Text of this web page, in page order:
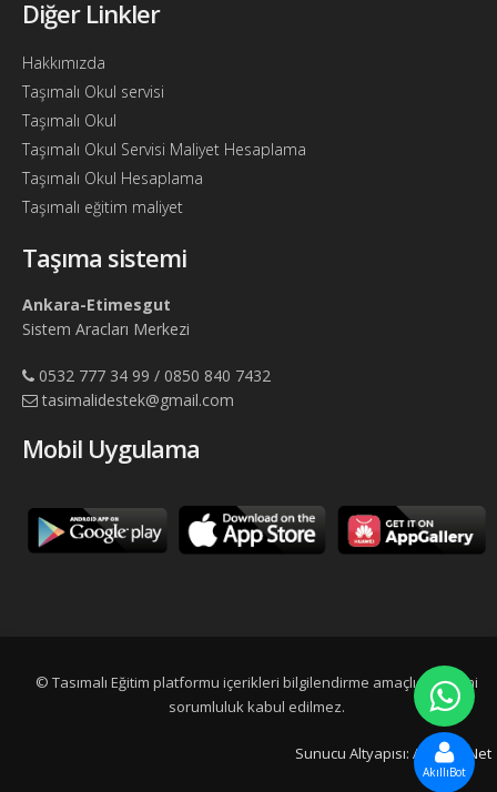
AkıllıBot
Diğer Linkler
Hakkımızda
Taşımalı Okul servisi
Taşımalı Okul
Taşımalı Okul Servisi Maliyet Hesaplama
Taşımalı Okul Hesaplama
Taşımalı eğitim maliyet
Taşıma sistemi
Ankara-Etimesgut
Sistem Aracları Merkezi
0532 777 34 99 / 0850 840 7432
tasimalidestek@gmail.com
Mobil Uygulama
© Tasımalı Eğitim platformu içerikleri bilgilendirme amaçlıdır, resmi
sorumluluk kabul edilmez.
Sunucu Altyapısı: Adtescil.Net